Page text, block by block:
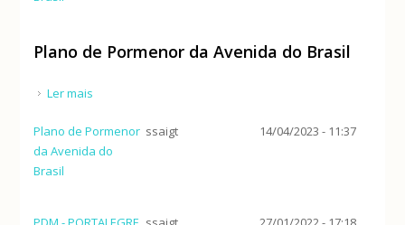
Plano de Pormenor da Avenida do Brasil
Ler mais
Plano de Pormenor
da Avenida do
Brasil
ssaigt 14/04/2023 - 11:37